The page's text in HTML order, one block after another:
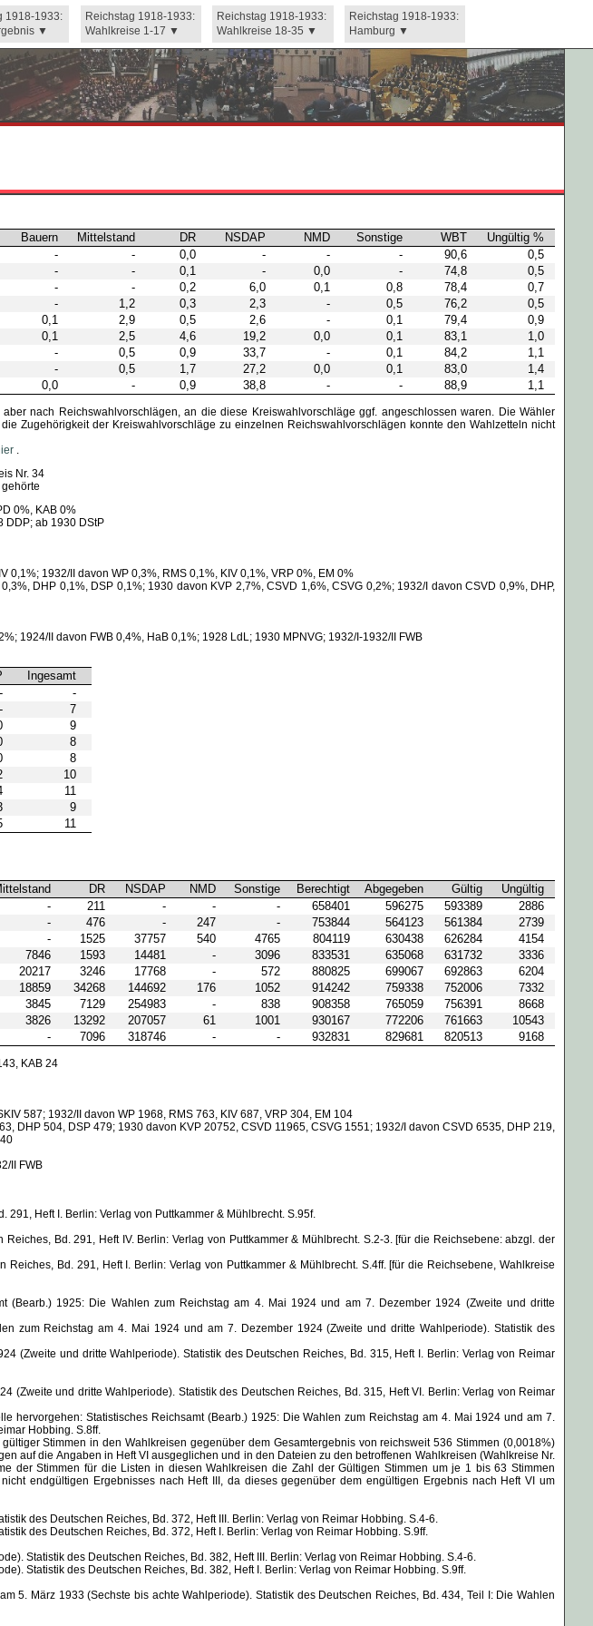
1918-1933:
Reichstag 1918-1933:
Wahlkreise 1-17
Reichstag 1918-1933:
Wahlkreise 18-35
Reichstag 1918-1933:
Hamburg
Bauern Mittelstand DR NSDAP NMD Sonstige WBT
Ungültig %
- - 0,0 - - - 90,6
0,5
- - 0,1 - 0,0 - 74,8
0,5
- - 0,2 6,0 0,1 0,8 78,4
0,7
- 1,2 0,3 2,3 - 0,5 76,2
0,5
0,1 2,9 0,5 2,6 - 0,1 79,4
0,9
0,1 2,5 4,6 19,2 0,0 0,1 83,1
1,0
- 0,5 0,9 33,7 - 0,1 84,2
1,1
- 0,5 1,7 27,2 0,0 0,1 83,0
1,4
0,0 - 0,9 38,8 - - 88,9 1,1
nach Reichswahlvorschlägen, an die diese Kreiswahlvorschläge ggf. angeschlossen waren. Die Wähler
Zugehörigkeit der Kreiswahlvorschläge zu einzelnen Reichswahlvorschlägen konnte den Wahlzetteln nicht
.
Nr. 34
0%, KAB 0%
DDP; ab 1930 DStP
0,1%; 1932/II davon WP 0,3%, RMS 0,1%, KIV 0,1%, VRP 0%, EM 0%
DHP 0,1%, DSP 0,1%; 1930 davon KVP 2,7%, CSVD 1,6%, CSVG 0,2%; 1932/I davon CSVD 0,9%, DHP,
1924/II davon FWB 0,4%, HaB 0,1%; 1928 LdL; 1930 MPNVG; 1932/I-1932/II FWB
Ingesamt
-
-
-
7
9
8
8
10
11
9
11
DR NSDAP NMD Sonstige Berechtigt Abgegeben Gültig
Ungültig
- 211 - - - 658401 596275 593389
2886
- 476 - 247 - 753844 564123 561384
2739
- 1525 37757 540 4765 804119 630438 626284
4154
7846 1593 14481 - 3096 833531 635068 631732
3336
20217 3246 17768 - 572 880825 699067 692863
6204
18859 34268 144692 176 1052 914242 759338 752006
7332
3845 7129 254983 - 838 908358 765059 756391
8668
3826 13292 207057 61 1001 930167 772206 761663
10543
- 7096 318746 - - 932831 829681 820513 9168
KAB 24
587; 1932/II davon WP 1968, RMS 763, KIV 687, VRP 304, EM 104
DHP 504, DSP 479; 1930 davon KVP 20752, CSVD 11965, CSVG 1551; 1932/I davon CSVD 6535, DHP 219,
II FWB
Heft I. Berlin: Verlag von Puttkammer & Mühlbrecht. S.95f.
Bd. 291, Heft IV. Berlin: Verlag von Puttkammer & Mühlbrecht. S.2-3. [für die Reichsebene: abzgl. der
Bd. 291, Heft I. Berlin: Verlag von Puttkammer & Mühlbrecht. S.4ff. [für die Reichsebene, Wahlkreise
1925: Die Wahlen zum Reichstag am 4. Mai 1924 und am 7. Dezember 1924 (Zweite und dritte
zum Reichstag am 4. Mai 1924 und am 7. Dezember 1924 (Zweite und dritte Wahlperiode). Statistik des
(Zweite und dritte Wahlperiode). Statistik des Deutschen Reiches, Bd. 315, Heft I. Berlin: Verlag von Reimar
und dritte Wahlperiode). Statistik des Deutschen Reiches, Bd. 315, Heft VI. Berlin: Verlag von Reimar
hervorgehen: Statistisches Reichsamt (Bearb.) 1925: Die Wahlen zum Reichstag am 4. Mai 1924 und am 7.
Hobbing. S.8ff.
Stimmen in den Wahlkreisen gegenüber dem Gesamtergebnis von reichsweit 536 Stimmen (0,0018%)
auf die Angaben in Heft VI ausgeglichen und in den Dateien zu den betroffenen Wahlkreisen (Wahlkreise Nr.
der Stimmen für die Listen in diesen Wahlkreisen die Zahl der Gültigen Stimmen um je 1 bis 63 Stimmen
endgültigen Ergebnisses nach Heft III, da dieses gegenüber dem engültigen Ergebnis nach Heft VI um
des Deutschen Reiches, Bd. 372, Heft III. Berlin: Verlag von Reimar Hobbing. S.4-6.
des Deutschen Reiches, Bd. 372, Heft I. Berlin: Verlag von Reimar Hobbing. S.9ff.
Statistik des Deutschen Reiches, Bd. 382, Heft III. Berlin: Verlag von Reimar Hobbing. S.4-6.
Statistik des Deutschen Reiches, Bd. 382, Heft I. Berlin: Verlag von Reimar Hobbing. S.9ff.
5. März 1933 (Sechste bis achte Wahlperiode). Statistik des Deutschen Reiches, Bd. 434, Teil I: Die Wahlen